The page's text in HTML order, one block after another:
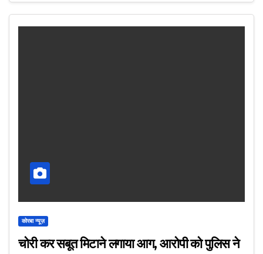
कोरबा न्यूज़
चोरी कर सबूत मिटाने लगाया आग, आरोपी को पुलिस ने